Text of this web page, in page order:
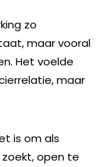
zo
maar vooral
Het voelde
maar
is om als
open te